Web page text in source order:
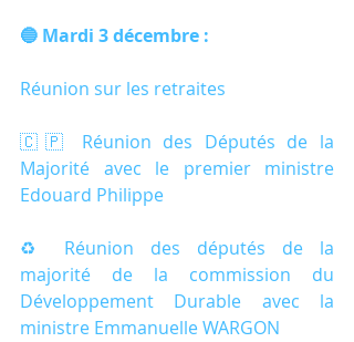
🔵 Mardi 3 décembre :
Réunion sur les retraites
🇨🇵 Réunion des Députés de la
Majorité avec le premier ministre
Edouard Philippe
♻️ Réunion des députés de la
majorité de la commission du
Développement Durable avec la
ministre Emmanuelle WARGON